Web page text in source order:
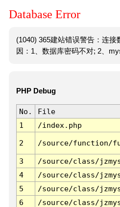
Database Error
(1040) 365建站错误警告：连接
因：1、数据库密码不对; 2、
PHP Debug
No. File
1
/index.php
2 /source/function/
3 /source/class/
4
/source/class/
5
/source/class/
6
/source/class/